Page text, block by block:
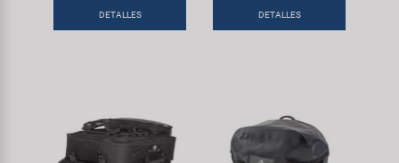
DETALLES DETALLES